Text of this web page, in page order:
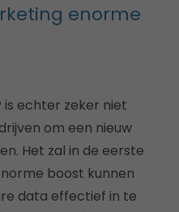
enorme
is echter zeker niet
om een nieuw
Het zal in de eerste
boost kunnen
data effectief in te